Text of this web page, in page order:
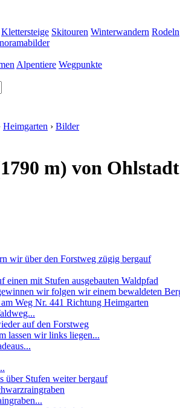
Klettersteige Skitouren Winterwandern Rodeln
Alpentiere Wegpunkte
Heimgarten › Bilder
m) von Ohlstadt